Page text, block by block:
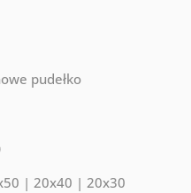
pudełko
| 20x40 | 20x30